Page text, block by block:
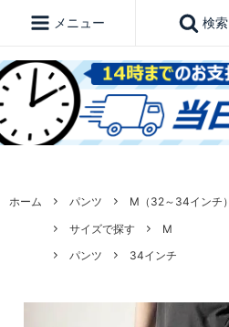
メニュー 検索
ホーム パンツ
M（32～34インチ）
サイズで探す
M
パンツ
34インチ